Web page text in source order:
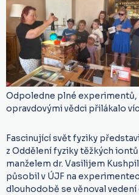
Odpoledne plné experimentů,
opravdovými vědci přilákalo
Fascinující svět fyziky
z Oddělení fyziky těžkých
manželem dr. Vasilijem
působil v ÚJF na
dlouhodobě se věnoval